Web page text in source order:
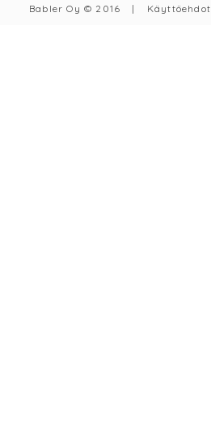
Babler Oy © 2016 | Käyttöehdot